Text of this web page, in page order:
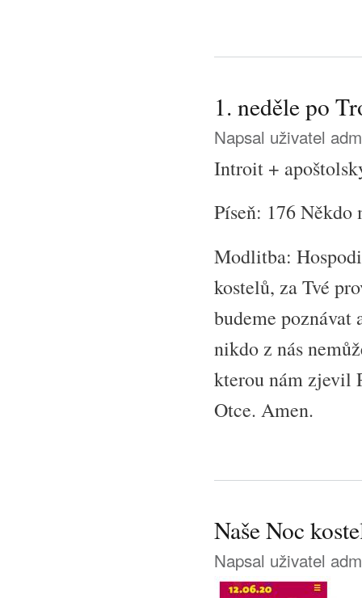
1. neděle po
Napsal uživatel
Introit +
Píseň: 176 Někdo
Modlitba:
kostelů, za Tvé
budeme poznávat
nikdo z nás
kterou nám zjevil
Otce. Amen.
Naše Noc
Napsal uživatel